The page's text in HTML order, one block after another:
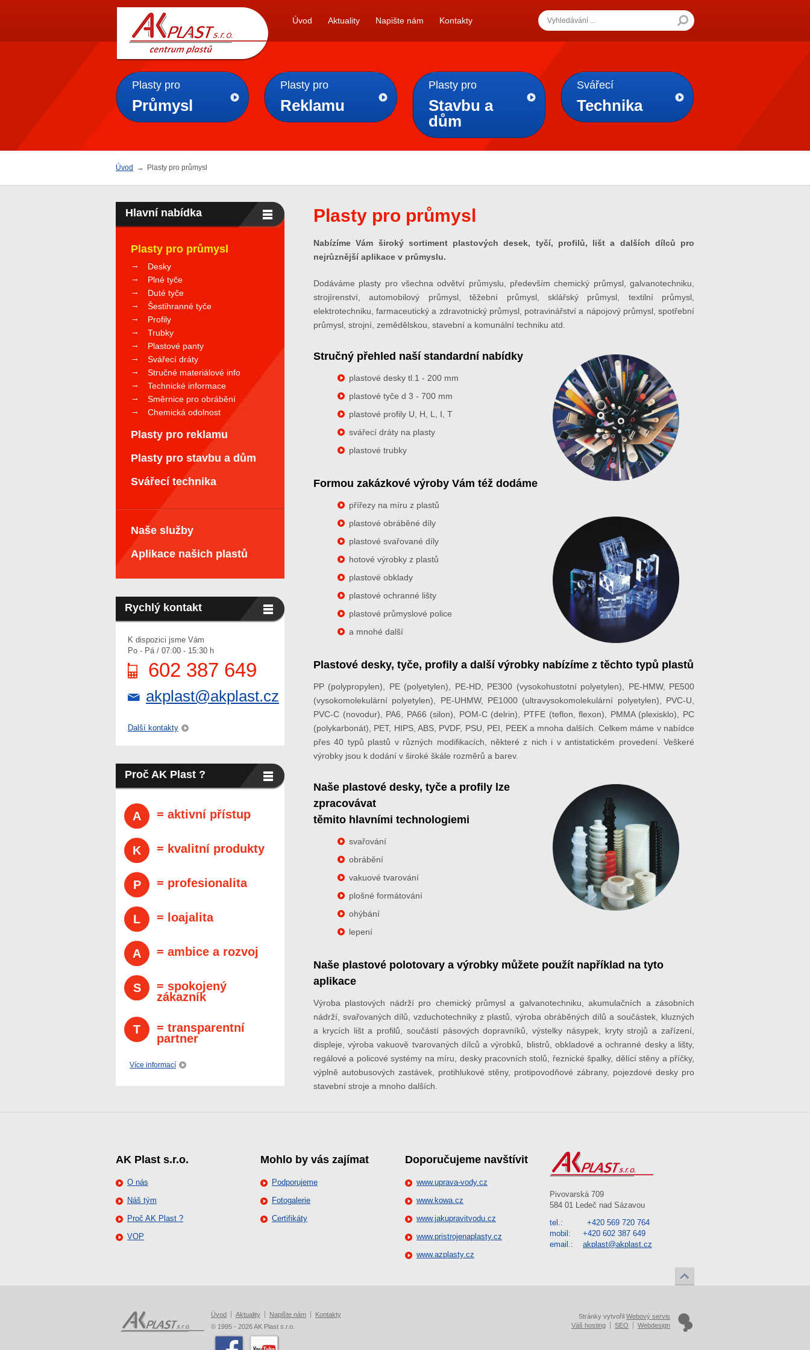
AKPLAST s.r.o.
Úvod Aktuality Napište nám Kontakty
Plasty pro
Průmysl
Plasty pro
Reklamu
Plasty pro
Stavbu a
dům
Svářecí
Technika
Úvod → Plasty pro průmysl
Plasty pro průmysl
Nabízíme Vám široký sortiment plastových desek, tyčí, profilů, lišt a dalších dílců pro
nejrůznější aplikace v průmyslu.
Dodáváme plasty pro všechna odvětví průmyslu, především chemický průmysl, galvanotechniku,
strojírenství, automobilový průmysl, těžební průmysl, sklářský průmysl, textilní průmysl,
elektrotechniku, farmaceutický a zdravotnický průmysl, potravinářství a nápojový průmysl, spotřební
průmysl, strojní, zemědělskou, stavební a komunální techniku atd.
Stručný přehled naší standardní nabídky
plastové desky tl.1 - 200 mm
plastové tyče d 3 - 700 mm
plastové profily U, H, L, I, T
svářecí dráty na plasty
plastové trubky
Formou zakázkové výroby Vám též dodáme
přířezy na míru z plastů
plastové obráběné díly
plastové svařované díly
hotové výrobky z plastů
plastové obklady
plastové ochranné lišty
plastové průmyslové police
a mnohé další
Plastové desky, tyče, profily a další výrobky nabízíme z těchto typů plastů
PP (polypropylen), PE (polyetylen), PE-HD, PE300 (vysokohustotní polyetylen), PE-HMW, PE500
(vysokomolekulární polyetylen), PE-UHMW, PE1000 (ultravysokomolekulární polyetylen), PVC-U,
PVC-C (novodur), PA6, PA66 (silon), POM-C (delrin), PTFE (teflon, flexon), PMMA (plexisklo), PC
(polykarbonát), PET, HIPS, ABS, PVDF, PSU, PEI, PEEK a mnoha dalších. Celkem máme v nabídce
přes 40 typů plastů v různých modifikacích, některé z nich i v antistatickém provedení. Veškeré
výrobky jsou k dodání v široké škále rozměrů a barev.
Naše plastové desky, tyče a profily lze
zpracovávat
těmito hlavními technologiemi
svařování
obrábění
vakuové tvarování
plošné formátování
ohýbání
lepení
Naše plastové polotovary a výrobky můžete použít například na tyto
aplikace
Výroba plastových nádrží pro chemický průmysl a galvanotechniku, akumulačních a zásobních
nádrží, svařovaných dílů, vzduchotechniky z plastů, výroba obráběných dílů a součástek, kluzných
a krycích lišt a profilů, součástí pásových dopravníků, výstelky násypek, kryty strojů a zařízení,
displeje, výroba vakuově tvarovaných dílců a výrobků, blistrů, obkladové a ochranné desky a lišty,
regálové a policové systémy na míru, desky pracovních stolů, řeznické špalky, dělící stěny a příčky,
výplně autobusových zastávek, protihlukové stěny, protipovodňové zábrany, pojezdové desky pro
stavební stroje a mnoho dalších.
Hlavní nabídka
Plasty pro průmysl
Desky
Plné tyče
Duté tyče
Šestihranné tyče
Profily
Trubky
Plastové panty
Svářecí dráty
Stručné materiálové info
Technické informace
Směrnice pro obrábění
Chemická odolnost
Plasty pro reklamu
Plasty pro stavbu a dům
Svářecí technika
Naše služby
Aplikace našich plastů
Rychlý kontakt
K dispozici jsme Vám
Po - Pá / 07:00 - 15:30 h
602 387 649
akplast@akplast.cz
Další kontakty
Proč AK Plast ?
A = aktivní přístup
K = kvalitní produkty
P = profesionalita
L = loajalita
A = ambice a rozvoj
S
= spokojený
zákazník
T
= transparentní
partner
Více informací
AK Plast s.r.o.
O nás
Náš tým
Proč AK Plast ?
VOP
Mohlo by vás zajímat
Podporujeme
Fotogalerie
Certifikáty
Doporučujeme navštívit
www.uprava-vody.cz
www.kowa.cz
www.jakupravitvodu.cz
www.pristrojenaplasty.cz
www.azplasty.cz
Pivovarská 709
584 01 Ledeč nad Sázavou
tel.: +420 569 720 764
mobil: +420 602 387 649
email.: akplast@akplast.cz
Úvod Aktuality Napište nám
Kontakty
© 1995 - 2026 AK Plast s.r.o.
Stránky vytvořil Webový servis
Váš hosting
SEO Webdesign
↑